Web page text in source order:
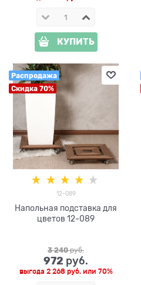
КУПИТЬ
Распродажа
Скидка 70%
12-089
Напольная подставка для
цветов 12-089
3 240 руб.
972 руб.
выгода 2 268 руб.или 70%